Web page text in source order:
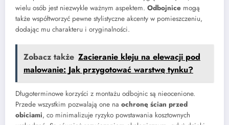
wielu osób jest niezwykle ważnym aspektem. Odbojnice mogą
także współtworzyć pewne stylistyczne akcenty w pomieszczeniu,
dodając mu charakteru i oryginalności.
Zobacz także Zacieranie kleju na elewacji pod
malowanie: Jak przygotować warstwę tynku?
Długoterminowe korzyści z montażu odbojnic są nieocenione.
Przede wszystkim pozwalają one na ochronę ścian przed
obiciami, co minimalizuje ryzyko powstawania kosztownych